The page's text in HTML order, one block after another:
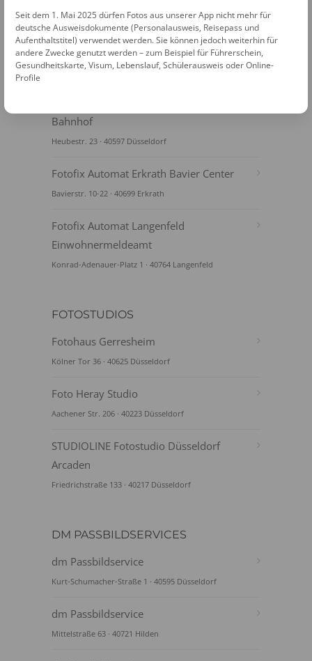
Bahnhof
Heubestr. 23 · 40597 Düsseldorf
Fotofix Automat Erkrath Bavier Center
Bavierstr. 10-22 · 40699 Erkrath
Fotofix Automat Langenfeld
Einwohnermeldeamt
Konrad-Adenauer-Platz 1 · 40764 Langenfeld
FOTOSTUDIOS
Fotohaus Gerresheim
Kölner Tor 36 · 40625 Düsseldorf
Foto Heray Studio
Aachener Str. 206 · 40223 Düsseldorf
STUDIOLINE Fotostudio Düsseldorf
Arcaden
Friedrichstraße 133 · 40217 Düsseldorf
DM PASSBILDSERVICES
dm Passbildservice
Kurt-Schumacher-Straße 1 · 40595 Düsseldorf
dm Passbildservice
Mittelstraße 63 · 40721 Hilden
Seit dem 1. Mai 2025 dürfen Fotos aus unserer App nicht mehr für
deutsche Ausweisdokumente (Personalausweis, Reisepass und
Aufenthaltstitel) verwendet werden. Sie können jedoch weiterhin für
andere Zwecke genutzt werden – zum Beispiel für Führerschein,
Gesundheitskarte, Visum, Lebenslauf, Schülerausweis oder Online-
Profile